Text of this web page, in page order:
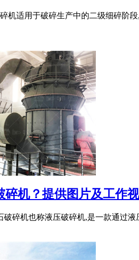
机适用于破碎生产中的二级细碎阶
碎机？提供图片及工作
破碎机也称液压破碎机,是一款通过